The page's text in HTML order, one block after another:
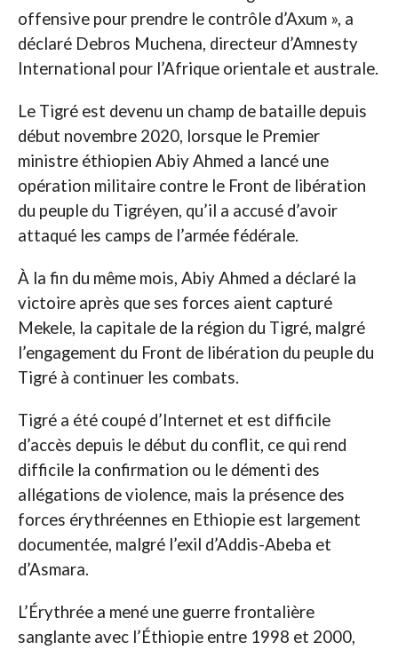
offensive pour prendre le contrôle d’Axum », a
déclaré Debros Muchena, directeur d’Amnesty
International pour l’Afrique orientale et australe.
Le Tigré est devenu un champ de bataille depuis
début novembre 2020, lorsque le Premier
ministre éthiopien Abiy Ahmed a lancé une
opération militaire contre le Front de libération
du peuple du Tigréyen, qu’il a accusé d’avoir
attaqué les camps de l’armée fédérale.
À la fin du même mois, Abiy Ahmed a déclaré la
victoire après que ses forces aient capturé
Mekele, la capitale de la région du Tigré, malgré
l’engagement du Front de libération du peuple du
Tigré à continuer les combats.
Tigré a été coupé d’Internet et est difficile
d’accès depuis le début du conflit, ce qui rend
difficile la confirmation ou le démenti des
allégations de violence, mais la présence des
forces érythréennes en Ethiopie est largement
documentée, malgré l’exil d’Addis-Abeba et
d’Asmara.
L’Érythrée a mené une guerre frontalière
sanglante avec l’Éthiopie entre 1998 et 2000,